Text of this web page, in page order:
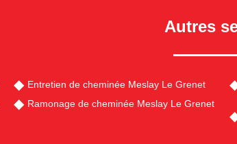
Autres
Entretien de cheminée Meslay Le Grenet
Ramonage de cheminée Meslay Le Grenet